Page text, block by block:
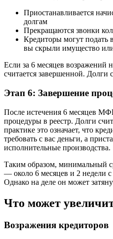
Приостанавливается
долгам
Прекращаются звонки
Кредиторы могут подать
вы скрыли имущество
Если за 6 месяцев возражений
считается завершенной. Долги
Этап 6: Завершение
После истечения 6 месяцев
процедуры в реестр. Долги
практике это означает, что
требовать с вас деньги, а
исполнительные производства.
Таким образом, минимальный
— около 6 месяцев и 2 недели с
Однако на деле он может
Что может
Возражения кредиторов